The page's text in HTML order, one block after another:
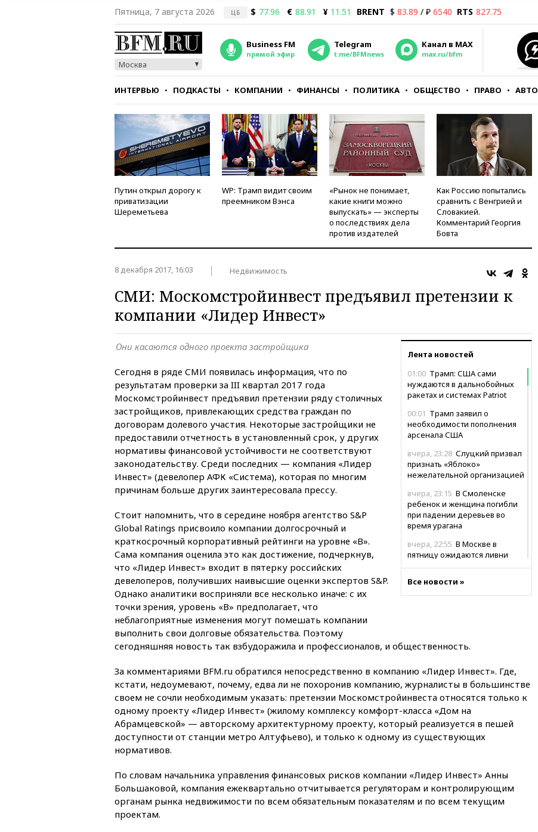
Пятница, 7 августа 2026 ЦБ $ 77.96 € 88.91 ¥ 11.51 BRENT $ 83.89 / ₽ 6540 RTS 827.75
Москва
Business FM
прямой эфир
Telegram
t.me/BFMnews
Канал в MAX
max.ru/bfm
ИНТЕРВЬЮ ПОДКАСТЫ КОМПАНИИ ФИНАНСЫ ПОЛИТИКА ОБЩЕСТВО ПРАВО АВТО
СТИЛЬ ТЕСТЫ
Путин открыл дорогу к
приватизации
Шереметьева
WP: Трамп видит своим
преемником Вэнса
«Рынок не понимает,
какие книги можно
выпускать» — эксперты
о последствиях дела
против издателей
Как Россию попытались
сравнить с Венгрией и
Словакией.
Комментарий Георгия
Бовта
8 декабря 2017, 16:03 Недвижимость
СМИ: Москомстройинвест предъявил претензии к
компании «Лидер Инвест»
Лента новостей
01:00 Трамп: США сами
нуждаются в дальнобойных
ракетах и системах Patriot
00:01 Трамп заявил о
необходимости пополнения
арсенала США
вчера, 23:28 Слуцкий призвал
признать «Яблоко»
нежелательной организацией
вчера, 23:15 В Смоленске
ребенок и женщина погибли
при падении деревьев во
время урагана
вчера, 22:55 В Москве в
пятницу ожидаются ливни
продлил контракт с «Реалом»
до 2032 года
вчера, 22:20 Путин назвал 76-ю
штурмовую дивизию
легендарной
вчера, 22:15Путин заслушал
доклад о ситуации на
добропольском направлении
вчера, 21:58Генпрокуратура
Rights Foundation
вчера, 21:35 «Аэрофлот»
отменяет часть рейсов в Сочи
Все новости »
Они касаются одного проекта застройщика
Сегодня в ряде СМИ появилась информация, что по
результатам проверки за III квартал 2017 года
Москомстройинвест предъявил претензии ряду столичных
застройщиков, привлекающих средства граждан по
договорам долевого участия. Некоторые застройщики не
предоставили отчетность в установленный срок, у других
нормативы финансовой устойчивости не соответствуют
законодательству. Среди последних — компания «Лидер
Инвест» (девелопер АФК «Система), которая по многим
причинам больше других заинтересовала прессу.
Стоит напомнить, что в середине ноября агентство S&P
Global Ratings присвоило компании долгосрочный и
краткосрочный корпоративный рейтинги на уровне «В».
Сама компания оценила это как достижение, подчеркнув,
что «Лидер Инвест» входит в пятерку российских
девелоперов, получивших наивысшие оценки экспертов S&P.
Однако аналитики восприняли все несколько иначе: с их
точки зрения, уровень «В» предполагает, что
неблагоприятные изменения могут помешать компании
выполнить свои долговые обязательства. Поэтому
сегодняшняя новость так взбудоражила и профессионалов, и общественность.
За комментариями BFM.ru обратился непосредственно в компанию «Лидер Инвест». Где,
кстати, недоумевают, почему, едва ли не похоронив компанию, журналисты в большинстве
своем не сочли необходимым указать: претензии Москомстройинвеста относятся только к
одному проекту «Лидер Инвест» (жилому комплексу комфорт-класса «Дом на
Абрамцевской» — авторскому архитектурному проекту, который реализуется в пешей
доступности от станции метро Алтуфьево), и только к одному из существующих
нормативов.
По словам начальника управления финансовых рисков компании «Лидер Инвест» Анны
Большаковой, компания ежеквартально отчитывается регуляторам и контролирующим
органам рынка недвижимости по всем обязательным показателям и по всем текущим
проектам.